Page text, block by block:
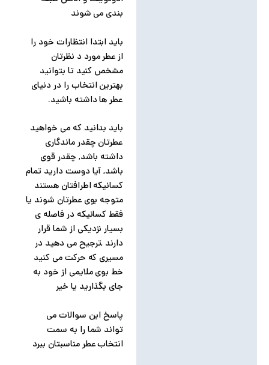
بندی می شوند
باید ابتدا انتظارات خود را
از عطر مورد د نظرتان
مشخص کنید تا بتوانید
بهترین انتخاب را در دنیای
عطر ها داشته باشید.
باید بدانید که می خواهید
عطرتان چقدر ماندگاری
داشته باشد, چقدر قوی
باشد, آیا دوست دارید تمام
کسانیکه اطرافتان هستند
متوجه بوی عطرتان شوند یا
فقط کسانیکه در فاصله ی
بسیار نزدیکی از شما قرار
دارند ,ترجیح می دهید در
مسیری که حرکت می کنید
خط بوی ملایمی از خود به
جای بگذارید یا خیر
پاسخ این سوالات می
تواند شما را به سمت
انتخاب عطر مناسبتان ببرد